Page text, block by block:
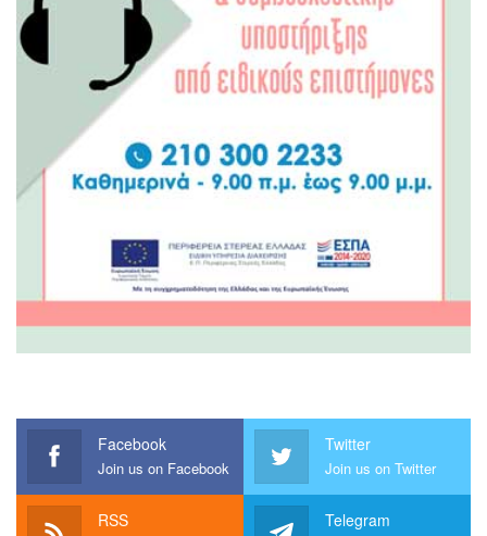
Facebook
Join us on Facebook
Twitter
Join us on Twitter
RSS Telegram